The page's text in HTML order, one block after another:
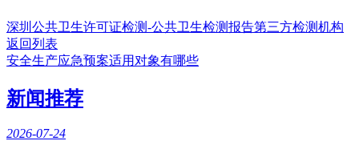
深圳公共卫生许可证检测-公共卫生检测报告第三方检测机构
返回列表
安全生产应急预案适用对象有哪些
新闻推荐
2026-07-24